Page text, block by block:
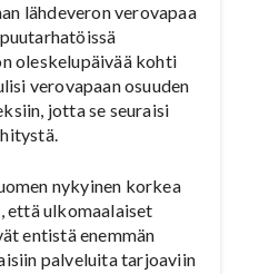
lähdeveron verovapaa
oleskelupäivää kohti
verovapaan osuuden
jotta se seuraisi
nykyinen korkea
että ulkomaalaiset
entistä enemmän
palveluita tarjoaviin